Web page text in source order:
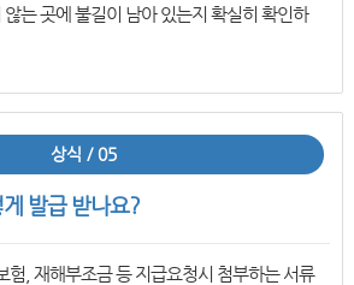
는 곳에 불길이 남아 있는지 확실히 확인하
상식 / 05
발급 받나요?
험, 재해부조금 등 지급요청시 첨부하는 서류